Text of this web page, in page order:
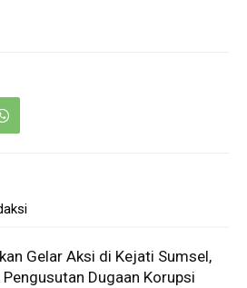
Gelar Aksi di Kejati Sumsel,
Pengusutan Dugaan Korupsi